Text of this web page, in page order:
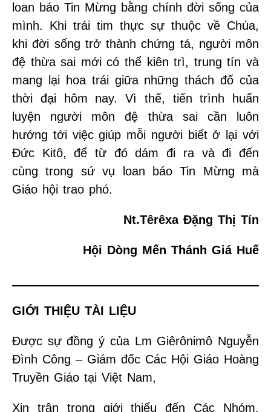
loan báo Tin Mừng bằng chính đời sống của
mình. Khi trái tim thực sự thuộc về Chúa,
khi đời sống trở thành chứng tá, người môn
đệ thừa sai mới có thể kiên trì, trung tín và
mang lại hoa trái giữa những thách đố của
thời đại hôm nay. Vì thế, tiến trình huấn
luyện người môn đệ thừa sai cần luôn
hướng tới việc giúp mỗi người biết ở lại với
Đức Kitô, để từ đó dám đi ra và đi đến
cùng trong sứ vụ loan báo Tin Mừng mà
Giáo hội trao phó.
Nt.Têrêxa Đặng Thị Tín
Hội Dòng Mến Thánh Giá Huế
GIỚI THIỆU TÀI LIỆU
Được sự đồng ý của Lm Giêrônimô Nguyễn
Đình Công – Giám đốc Các Hội Giáo Hoàng
Truyền Giáo tại Việt Nam,
Xin trân trọng giới thiếu đến Các Nhóm,